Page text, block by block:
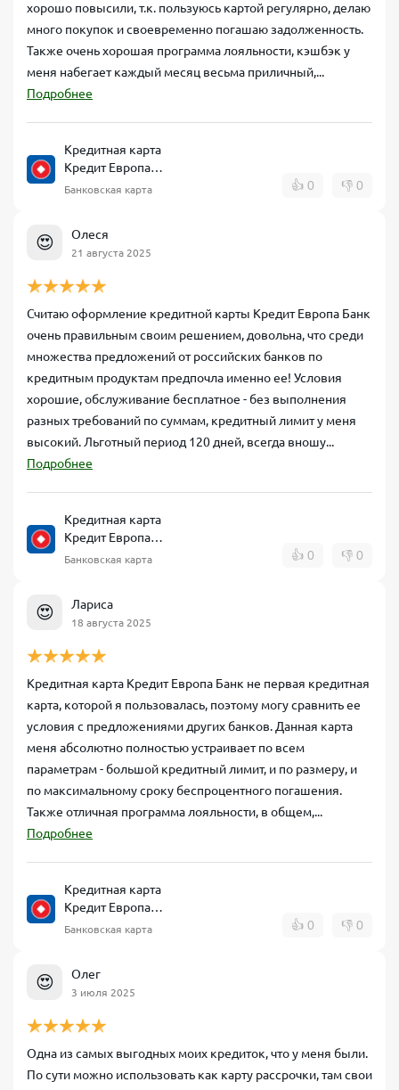
хорошо повысили, т.к. пользуюсь картой регулярно, делаю
много покупок и своевременно погашаю задолженность.
Также очень хорошая программа лояльности, кэшбэк у
меня набегает каждый месяц весьма приличный,...
Подробнее
Кредитная карта
Кредит Европа
Банк CARD CREDIT
Банковская карта 👍 0 👎 0
😍 Олеся
21 августа 2025
Считаю оформление кредитной карты Кредит Европа Банк
очень правильным своим решением, довольна, что среди
множества предложений от российских банков по
кредитным продуктам предпочла именно ее! Условия
хорошие, обслуживание бесплатное - без выполнения
разных требований по суммам, кредитный лимит у меня
высокий. Льготный период 120 дней, всегда вношу...
Подробнее
Кредитная карта
Кредит Европа
Банк CARD CREDIT
Банковская карта 👍 0 👎 0
😍 Лариса
18 августа 2025
Кредитная карта Кредит Европа Банк не первая кредитная
карта, которой я пользовалась, поэтому могу сравнить ее
условия с предложениями других банков. Данная карта
меня абсолютно полностью устраивает по всем
параметрам - большой кредитный лимит, и по размеру, и
по максимальному сроку беспроцентного погашения.
Также отличная программа лояльности, в общем,...
Подробнее
Кредитная карта
Кредит Европа
Банк CARD CREDIT
Банковская карта 👍 0 👎 0
😍 Олег
3 июля 2025
Одна из самых выгодных моих кредиток, что у меня были.
По сути можно использовать как карту рассрочки, там свои